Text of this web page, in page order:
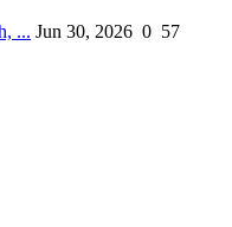
... Jun 30, 2026 0 57